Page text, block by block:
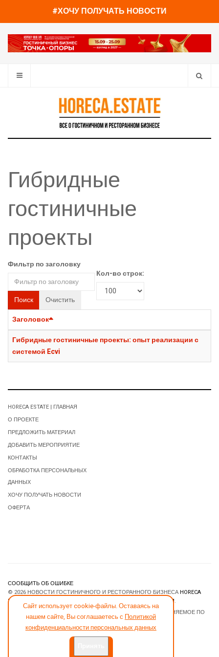
#ХОЧУ ПОЛУЧАТЬ НОВОСТИ
Гибридные
гостиничные
проекты
Фильтр по заголовку
Поиск Очистить
Кол-во строк:
Заголовок
Гибридные гостиничные проекты: опыт реализации с
системой Ecvi
Сайт использует cookie-файлы. Оставаясь на
нашем сайте, Вы соглашаетесь с Политикой
конфиденциальности персональных данных
HORECA ESTATE | ГЛАВНАЯ
О ПРОЕКТЕ
ПРЕДЛОЖИТЬ МАТЕРИАЛ
ДОБАВИТЬ МЕРОПРИЯТИЕ
КОНТАКТЫ
ОБРАБОТКА ПЕРСОНАЛЬНЫХ
ДАННЫХ
ХОЧУ ПОЛУЧАТЬ НОВОСТИ
ОФЕРТА
СООБЩИТЬ ОБ ОШИБКЕ
© 2026 НОВОСТИ ГОСТИНИЧНОГО И РЕСТОРАННОГО БИЗНЕСА HORECA
ESTATE
JOOMLART.COM.
- ПРОГРАММНОЕ ОБЕСПЕЧЕНИЕ, РАСПРОСТРАНЯЕМОЕ ПО
ЛИЦЕНЗИИGNU GENERAL PUBLIC LICENSE